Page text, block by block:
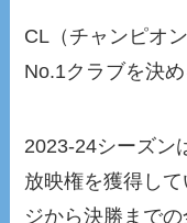
CL（チャンピオ
No.1クラブを決
2023-24シーズン
放映権を獲得し
ジから決勝まで